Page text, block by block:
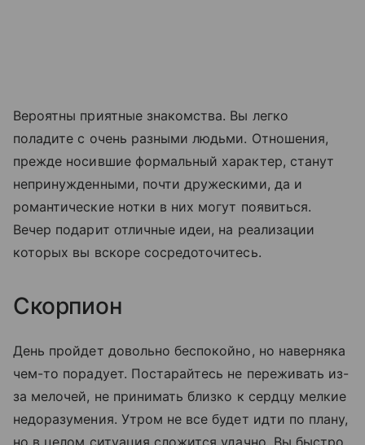
Вероятны приятные знакомства. Вы легко
поладите с очень разными людьми. Отношения,
прежде носившие формальный характер, станут
непринужденными, почти дружескими, да и
романтические нотки в них могут появиться.
Вечер подарит отличные идеи, на реализации
которых вы вскоре сосредоточитесь.
Скорпион
День пройдет довольно беспокойно, но наверняка
чем-то порадует. Постарайтесь не переживать из-
за мелочей, не принимать близко к сердцу мелкие
недоразумения. Утром не все будет идти по плану,
но в целом ситуация сложится удачно. Вы быстро